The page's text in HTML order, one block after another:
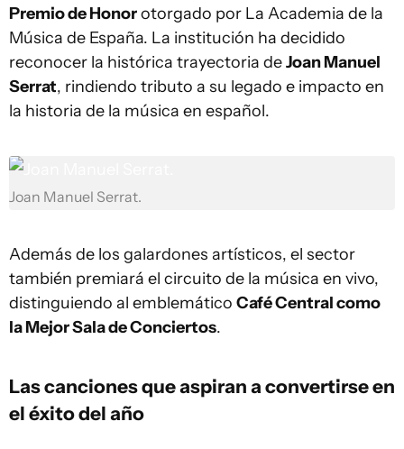
Premio de Honorotorgado por La Academia de la
Música de España. La institución ha decidido
reconocer la histórica trayectoria deJoan Manuel
Serrat, rindiendo tributo a su legado e impacto en
la historia de la música en español.
Joan Manuel Serrat.
Además de los galardones artísticos, el sector
también premiará el circuito de la música en vivo,
distinguiendo al emblemático Café Central como
la Mejor Sala de Conciertos.
Las canciones que aspiran a convertirse en
el éxito del año